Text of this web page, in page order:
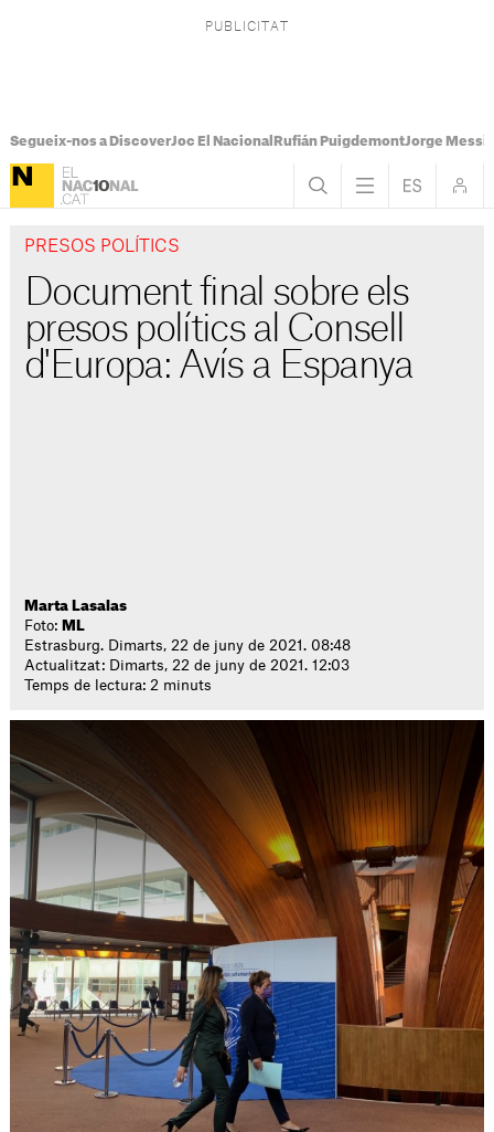
Segueix-nos a DiscoverJoc El Nacional Rufián PuigdemontJorge Messi
PRESOS POLÍTICS
Document final sobre els
presos polítics al Consell
d'Europa: Avís a Espanya
Marta Lasalas
Foto: ML
Estrasburg. Dimarts, 22 de juny de 2021. 08:48
Actualitzat: Dimarts, 22 de juny de 2021. 12:03
Temps de lectura: 2 minuts